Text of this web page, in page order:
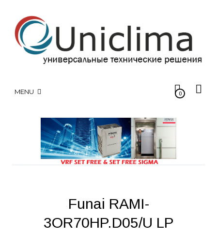
MENU 0
Funai RAMI-
3OR70HP.D05/U LP